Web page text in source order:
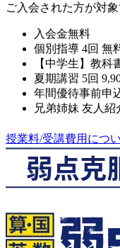
ご入会された方が対象
入会金無料
個別指導 4回 無
【中学生】教
夏期講習 5回
年間優待事前申
兄弟姉妹 友人紹
授業料/受講費用につ